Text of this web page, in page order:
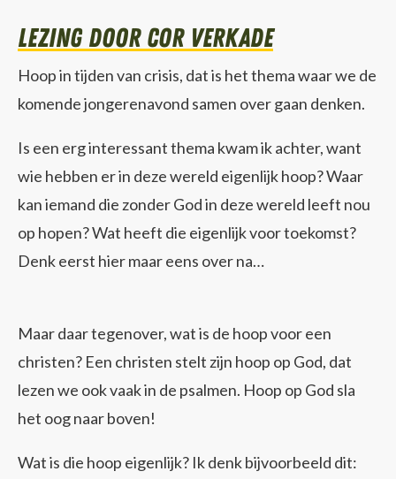
lezing door Cor Verkade
Hoop in tijden van crisis, dat is het thema waar we de
komende jongerenavond samen over gaan denken.
Is een erg interessant thema kwam ik achter, want
wie hebben er in deze wereld eigenlijk hoop? Waar
kan iemand die zonder God in deze wereld leeft nou
op hopen? Wat heeft die eigenlijk voor toekomst?
Denk eerst hier maar eens over na…
Maar daar tegenover, wat is de hoop voor een
christen? Een christen stelt zijn hoop op God, dat
lezen we ook vaak in de psalmen. Hoop op God sla
het oog naar boven!
Wat is die hoop eigenlijk? Ik denk bijvoorbeeld dit: